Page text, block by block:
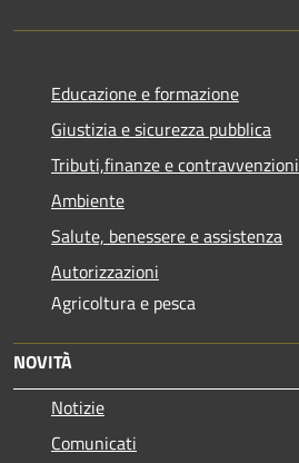
Educazione e formazione
Giustizia e sicurezza pubblica
Tributi,finanze e contravvenzioni
Ambiente
Salute, benessere e assistenza
Autorizzazioni
Agricoltura e pesca
NOVITÀ
Notizie
Comunicati